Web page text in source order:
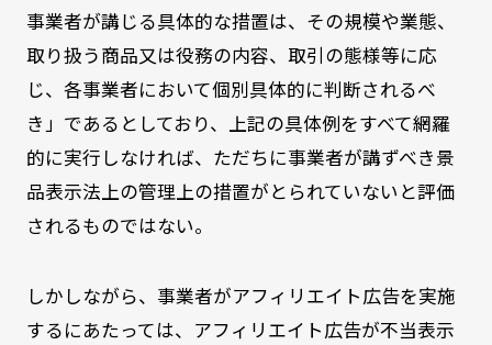
事業者が講じる具体的な措置は、その規模や業態、
取り扱う商品又は役務の内容、取引の態様等に応
じ、各事業者において個別具体的に判断されるべ
き」であるとしており、上記の具体例をすべて網羅
的に実行しなければ、ただちに事業者が講ずべき景
品表示法上の管理上の措置がとられていないと評価
されるものではない。
しかしながら、事業者がアフィリエイト広告を実施
するにあたっては、アフィリエイト広告が不当表示